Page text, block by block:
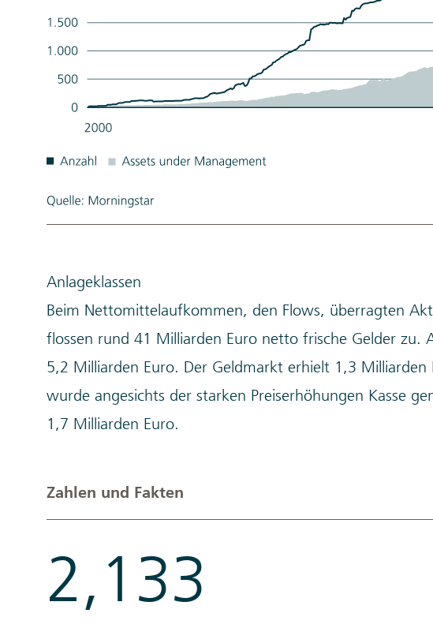
Anlageklassen
Beim Nettomittelaufkommen, den Flows, überragten
flossen rund 41 Milliarden Euro netto frische Gelder zu.
5,2 Milliarden Euro. Der Geldmarkt erhielt 1,3 Milliarden
wurde angesichts der starken Preiserhöhungen Kasse
1,7 Milliarden Euro.
Zahlen und Fakten
2,133